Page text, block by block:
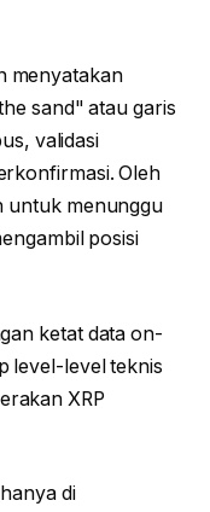
menyatakan
sand" atau garis
validasi
Oleh
untuk menunggu
posisi
ketat data on-
level-level teknis
XRP
di